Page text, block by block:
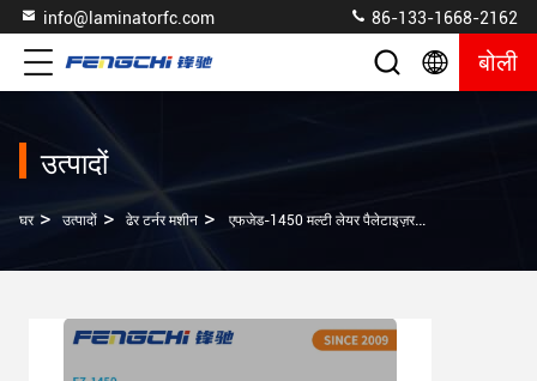
info@laminatorfc.com 86-133-1668-2162
बोली
उत्पादों
घर > उत्पादों > ढेर टर्नर मशीन > एफजेड-1450 मल्टी लेयर पैलेटाइज़र के साथ इंटेलिजेंट पेपर शीट फ्लिप फ्लॉप मशीन